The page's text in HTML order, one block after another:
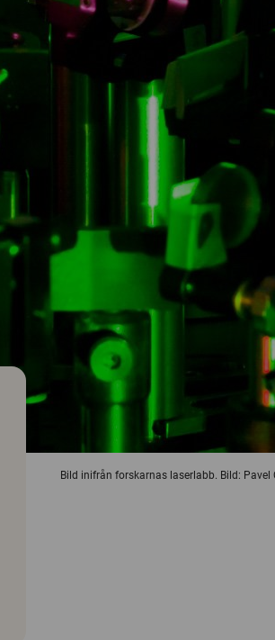
Bild inifrån forskarnas laserlabb. Bild: Pavel